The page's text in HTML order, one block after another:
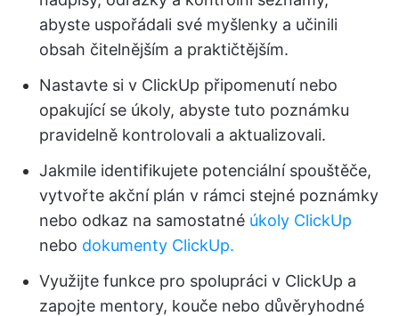
abyste uspořádali své myšlenky a učinili
obsah čitelnějším a praktičtějším.
Nastavte si v ClickUp připomenutí nebo
opakující se úkoly, abyste tuto poznámku
pravidelně kontrolovali a aktualizovali.
Jakmile identifikujete potenciální spouštěče,
vytvořte akční plán v rámci stejné poznámky
nebo odkaz na samostatné úkoly ClickUp
nebo dokumenty ClickUp.
Využijte funkce pro spolupráci v ClickUp a
zapojte mentory, kouče nebo důvěryhodné